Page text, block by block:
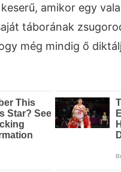
amikor egy
táborának
még mindig ő